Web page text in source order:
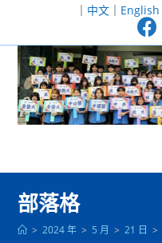
至
｜ 中文｜ English
部落格
> 2024 年 > 5 月 > 21 日 >